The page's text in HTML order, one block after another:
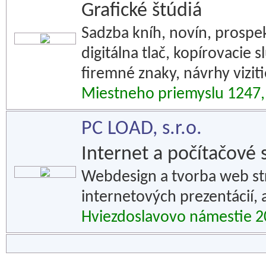
Grafické štúdiá
Sadzba kníh, novín,
digitálna tlač, kopírovacie
firemné znaky, návrhy
Miestneho priemyslu
PC LOAD, s.r.o.
Internet a počítačové
Webdesign a tvorba web
internetových prezentácií,
Hviezdoslavovo námestie